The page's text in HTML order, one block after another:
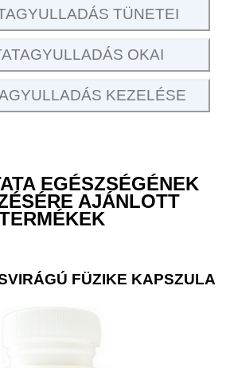
TÜNETEI
OKAI
KEZELÉSE
EGÉSZSÉGÉNEK
AJÁNLOTT
FÜZIKE KAPSZULA